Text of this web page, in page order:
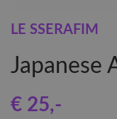
LE SSERAFIM
Japanese
€ 25,-